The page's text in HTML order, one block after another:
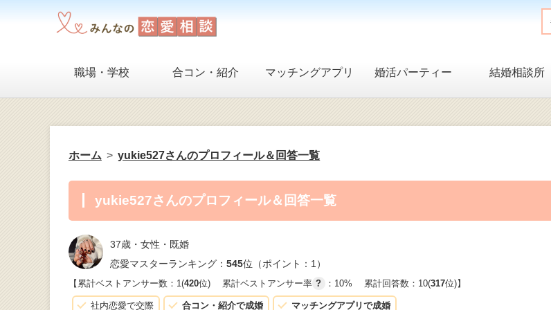
職場・学校 合コン・紹介 マッチングアプリ 婚活パーティー 結婚相談所
ホーム yukie527さんのプロフィール＆回答一覧
yukie527さんのプロフィール＆回答一覧
37歳・女性・既婚
恋愛マスターランキング： 545位（ポイント：1）
【累計ベストアンサー数：1(420位) 累計ベストアンサー率 ? ：10% 累計回答数：10(317位)】
社内恋愛で交際 合コン・紹介で成婚 マッチングアプリで成婚